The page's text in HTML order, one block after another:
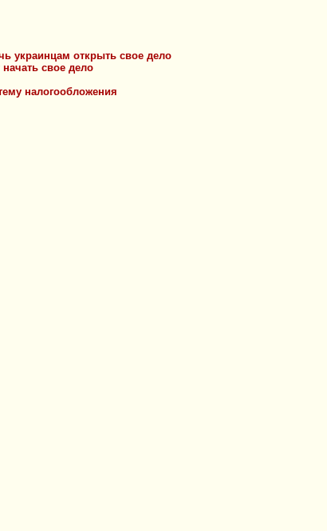
украинцам открыть свое дело
свое дело
налогообложения